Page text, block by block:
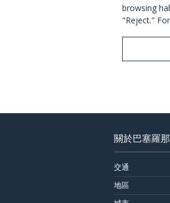
關於巴塞羅那
交通
地區